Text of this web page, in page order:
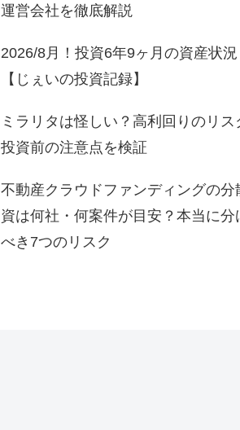
運営会社を徹底解説
2026/8月！投資6年9ヶ月の資産状況
【じぇいの投資記録】
ミラリタは怪しい？高利回りのリス
投資前の注意点を検証
不動産クラウドファンディングの分
資は何社・何案件が目安？本当に分
べき7つのリスク